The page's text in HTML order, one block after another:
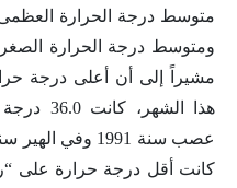
مشيراً إلى أن أعلى درجة
هذا